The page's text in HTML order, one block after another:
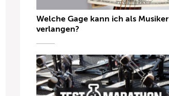
Welche Gage kann ich als Musiker
verlangen?